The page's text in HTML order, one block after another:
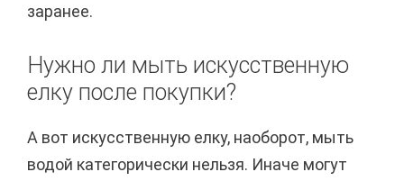
заранее.
Нужно ли мыть искусственную
елку после покупки?
А вот искусственную елку, наоборот, мыть
водой категорически нельзя. Иначе могут